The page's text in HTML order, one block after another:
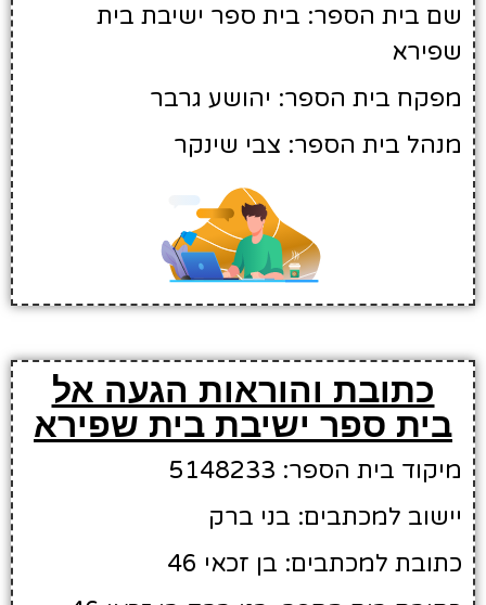
שם בית הספר: בית ספר ישיבת בית
שפירא
מפקח בית הספר: יהושע גרבר
מנהל בית הספר: צבי שינקר
כתובת והוראות הגעה אל
בית ספר ישיבת בית שפירא
מיקוד בית הספר: 5148233
יישוב למכתבים: בני ברק
כתובת למכתבים: בן זכאי 46